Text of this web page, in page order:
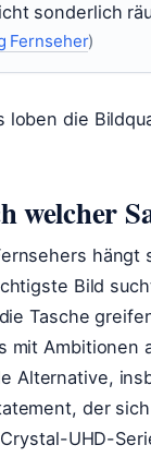
sonderlich
Fernseher)
loben die
welcher
Bild
Tasche
mit
Alternative,
der
UHD-